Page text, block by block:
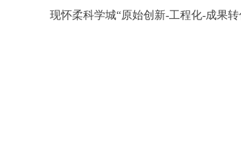
现怀柔科学城“原始创新-工程化-成果